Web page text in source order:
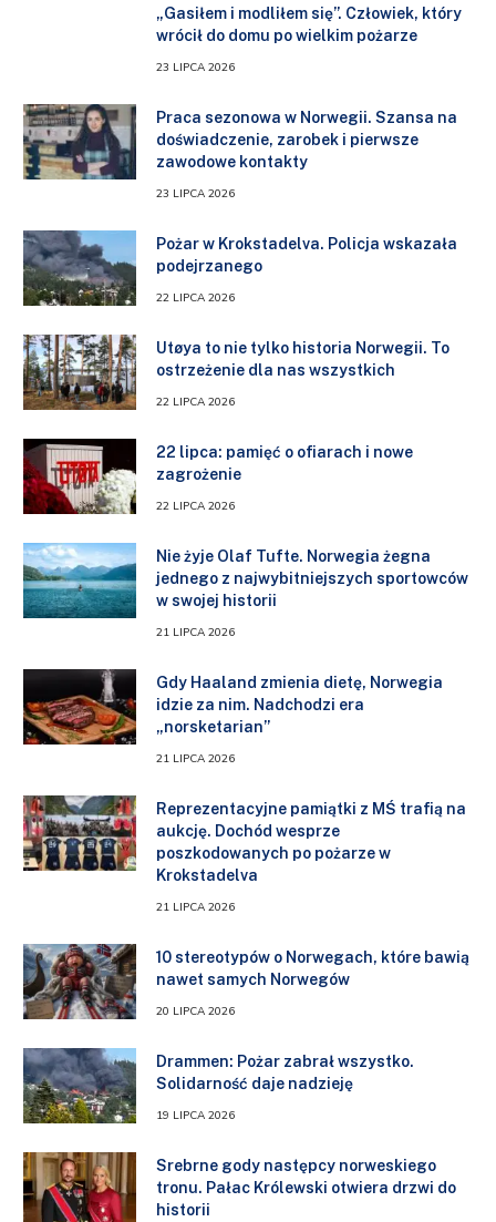
„Gasiłem i modliłem się”. Człowiek, który
wrócił do domu po wielkim pożarze
23 LIPCA 2026
Praca sezonowa w Norwegii. Szansa na
doświadczenie, zarobek i pierwsze
zawodowe kontakty
23 LIPCA 2026
Pożar w Krokstadelva. Policja wskazała
podejrzanego
22 LIPCA 2026
Utøya to nie tylko historia Norwegii. To
ostrzeżenie dla nas wszystkich
22 LIPCA 2026
22 lipca: pamięć o ofiarach i nowe
zagrożenie
22 LIPCA 2026
Nie żyje Olaf Tufte. Norwegia żegna
jednego z najwybitniejszych sportowców
w swojej historii
21 LIPCA 2026
Gdy Haaland zmienia dietę, Norwegia
idzie za nim. Nadchodzi era
„norsketarian”
21 LIPCA 2026
Reprezentacyjne pamiątki z MŚ trafią na
aukcję. Dochód wesprze
poszkodowanych po pożarze w
Krokstadelva
21 LIPCA 2026
10 stereotypów o Norwegach, które bawią
nawet samych Norwegów
20 LIPCA 2026
Drammen: Pożar zabrał wszystko.
Solidarność daje nadzieję
19 LIPCA 2026
Srebrne gody następcy norweskiego
tronu. Pałac Królewski otwiera drzwi do
historii